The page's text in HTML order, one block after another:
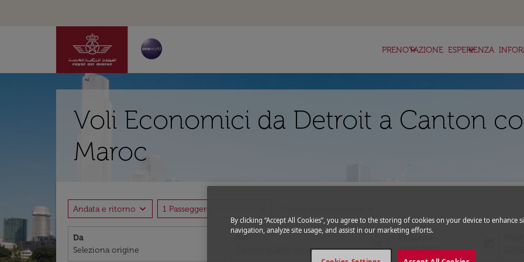
PRENOTAZIONE
keyboard_arrow_down ESPERIENZA
keyboard_arrow_down
Voli Economici da Detroit a Canton
Maroc
Andata e ritorno expand_more 1 Passeggero, Economia
Da Per
Partenza
fc-booking-departure-date-aria-
14/08/2026
fc-
By clicking “Accept All Cookies”, you agree to the storing of cookies on your device to enhance
navigation, analyze site usage, and assist in our marketing efforts.